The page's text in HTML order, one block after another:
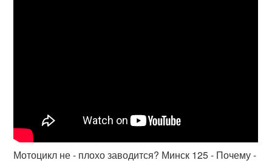
Мотоцикл не - плохо заводится? Минск 125 - Почему -